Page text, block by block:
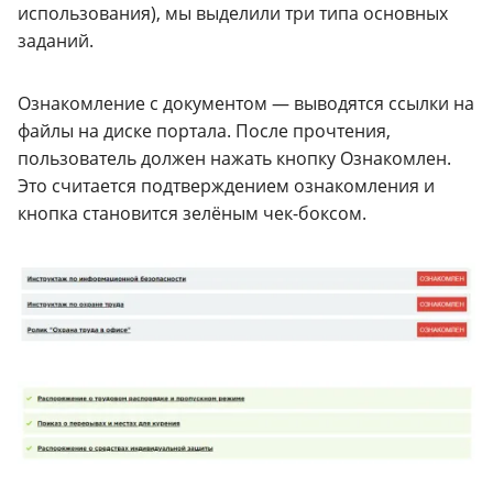
использования), мы выделили три типа основных
заданий.
Ознакомление с документом — выводятся ссылки на
файлы на диске портала. После прочтения,
пользователь должен нажать кнопку Ознакомлен.
Это считается подтверждением ознакомления и
кнопка становится зелёным чек-боксом.